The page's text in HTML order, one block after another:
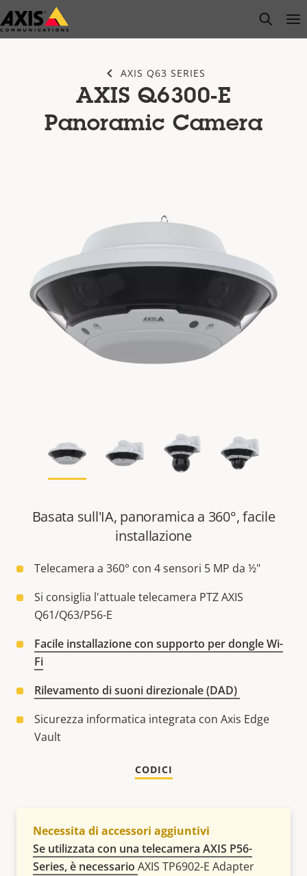
Salta
al
open
AXIS Q63 SERIES
AXIS Q6300-E
Panoramic Camera
Basata sull'IA, panoramica a 360°, facile
installazione
Telecamera a 360° con 4 sensori 5 MP da ½"
Si consiglia l'attuale telecamera PTZ AXIS
Q61/Q63/P56-E
Facile installazione con supporto per dongle Wi-
Fi
Rilevamento di suoni direzionale (DAD)
Sicurezza informatica integrata con Axis Edge
Vault
CODICI
Necessita di accessori aggiuntivi
Se utilizzata con una telecamera AXIS P56-
Series, è necessario AXIS TP6902-E Adapter